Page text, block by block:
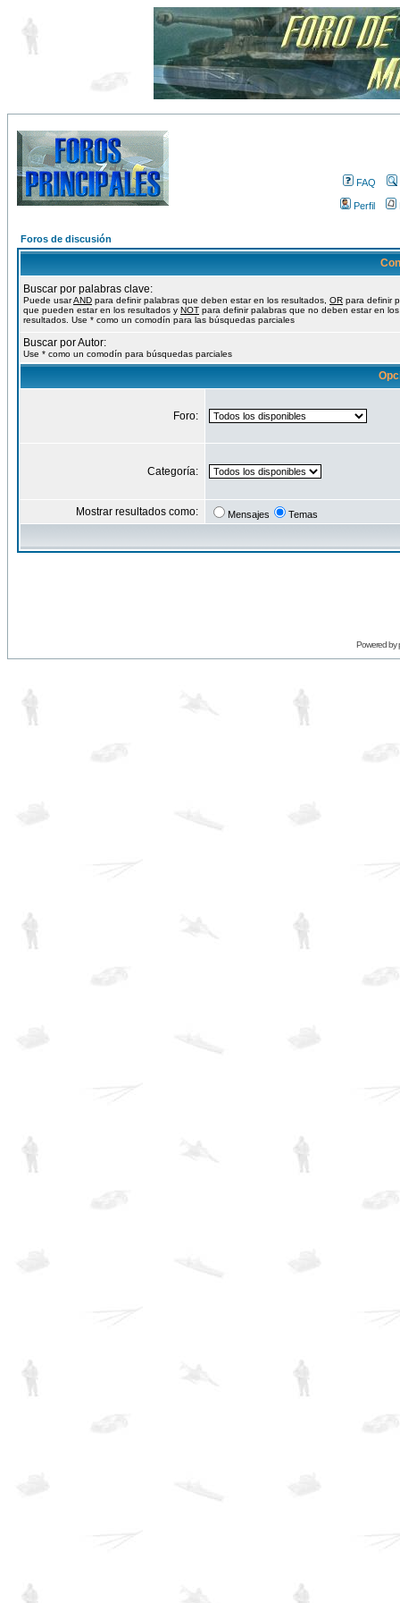
FAQ
Perfil
Foros de discusión
Buscar por palabras clave:
Puede usarAND para definir palabras que deben estar en los resultados, OR para definir
que pueden estar en los resultados y NOT para definir palabras que no deben estar en los
resultados. Use * como un comodín para las búsquedas parciales
Buscar por Autor:
Use * como un comodín para búsquedas parciales
Foro:
Categoría:
Mostrar resultados como: Mensajes Temas
Powered by